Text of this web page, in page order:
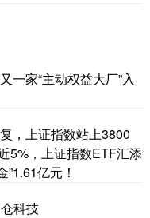
一家“主动权益大厂”入
，上证指数站上3800
5%，上证指数ETF汇添
亿元！
科技